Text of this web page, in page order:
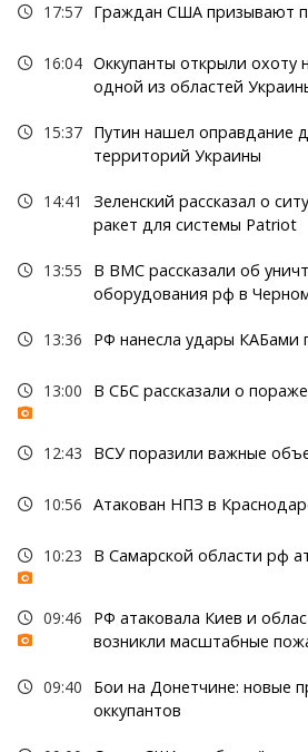
17:57 Граждан США призывают
16:04 Оккупанты открыли охоту
одной из областей
15:37 Путин нашел оправдание
территорий Украины
14:41
Зеленский рассказал о
ракет для системы Patriot
13:55
В ВМС рассказали об
оборудования рф в
13:36 РФ нанесла удары КАБами
13:00 В СБС рассказали о
12:43 ВСУ поразили важные
10:56 Атакован НПЗ в
10:23 В Самарской области рф
09:46
РФ атаковала Киев и
возникли масштабные
09:40
Бои на Донетчине: новые
оккупантов